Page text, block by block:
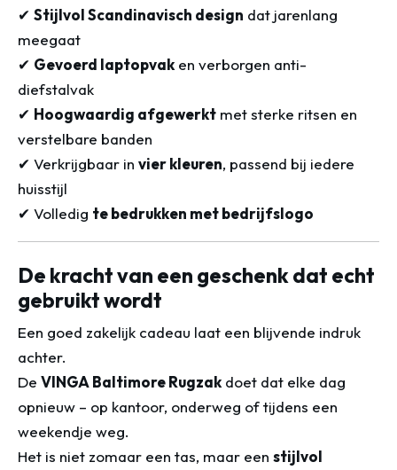
✔ Stijlvol Scandinavisch design dat jarenlang
meegaat
✔ Gevoerd laptopvak en verborgen anti-
diefstalvak
✔ Hoogwaardig afgewerkt met sterke ritsen en
verstelbare banden
✔ Verkrijgbaar in vier kleuren, passend bij iedere
huisstijl
✔ Volledig te bedrukken met bedrijfslogo
De kracht van een geschenk dat echt
gebruikt wordt
Een goed zakelijk cadeau laat een blijvende indruk
achter.
De VINGA Baltimore Rugzak doet dat elke dag
opnieuw – op kantoor, onderweg of tijdens een
weekendje weg.
Het is niet zomaar een tas, maar een stijlvol